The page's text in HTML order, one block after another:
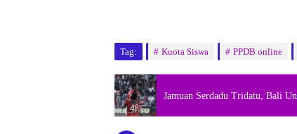
Tag: Kuota Siswa PPDB online
Jamuan Serdadu Tridatu, Bali